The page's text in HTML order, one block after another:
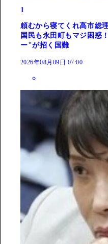
1
頼むから寝てくれ高市総
国民も永田町もマジ困
ー"が招く国難
2026年08月09日 07:00